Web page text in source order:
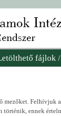
fájlok
mezőket. Felhívjuk
történik, ennek